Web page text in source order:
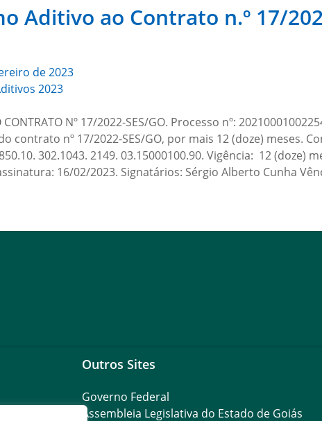
Aditivo ao Contrato n.º 17/
de 2023
2023
CONTRATO Nº 17/2022-SES/GO. Processo nº:
contrato nº 17/2022-SES/GO, por mais 12 (doze) meses.
302.1043. 2149. 03.15000100.90. Vigência: 12
16/02/2023. Signatários: Sérgio Alberto Cunha
Outros Sites
Governo Federal
Assembleia Legislativa do Estado de Goiás